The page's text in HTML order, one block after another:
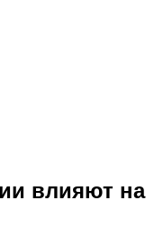
влияют на